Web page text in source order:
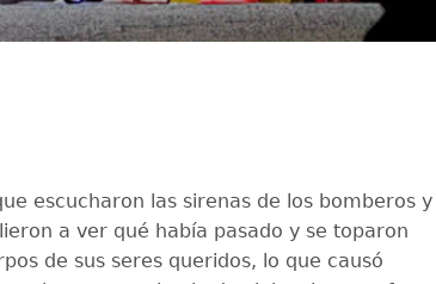
escucharon las sirenas de los bomberos y
a ver qué había pasado y se toparon
de sus seres queridos, lo que causó